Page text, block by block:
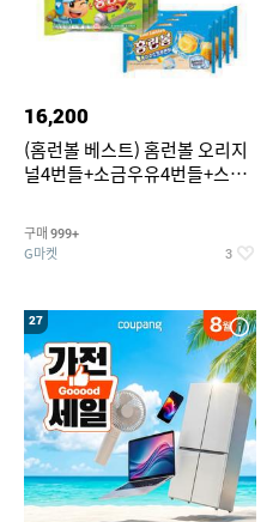
16,200
(홈런볼 베스트) 홈런볼 오리지
널4번들+소금우유4번들+스윗
콘맛4번들
구매 999+
G마켓 3
27